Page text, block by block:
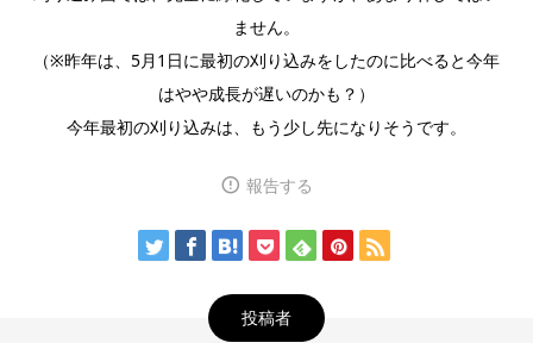
ません。
（※昨年は、5月1日に最初の刈り込みをしたのに比べると今年
はやや成長が遅いのかも？）
今年最初の刈り込みは、もう少し先になりそうです。
報告する
投稿者